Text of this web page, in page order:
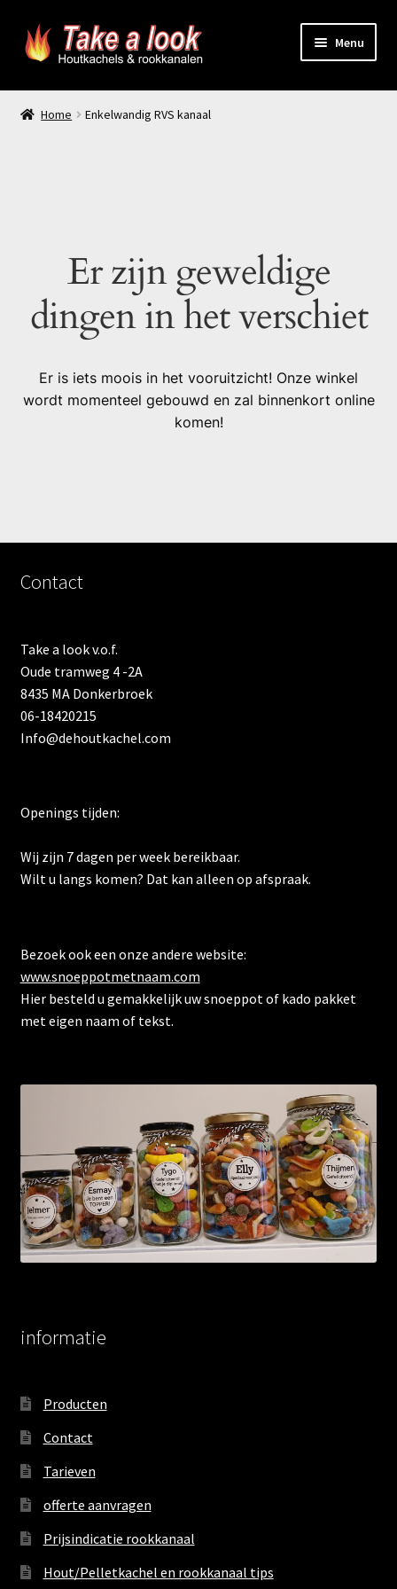
Ga
door
Ga
naar
Menu
Home
Producten
Home Enkelwandig RVS kanaal
Er zijn geweldige
dingen in het verschiet
Er is iets moois in het vooruitzicht! Onze winkel
wordt momenteel gebouwd en zal binnenkort online
komen!
Contact
Take a look v.o.f.
Oude tramweg 4 -2A
8435 MA Donkerbroek
06-18420215
Info@dehoutkachel.com
Openings tijden:
Wij zijn 7 dagen per week bereikbaar.
Wilt u langs komen? Dat kan alleen op afspraak.
Bezoek ook een onze andere website:
www.snoeppotmetnaam.com
Hier besteld u gemakkelijk uw snoeppot of kado pakket
met eigen naam of tekst.
informatie
Producten
Contact
Tarieven
offerte aanvragen
Prijsindicatie rookkanaal
Hout/Pelletkachel en rookkanaal tips